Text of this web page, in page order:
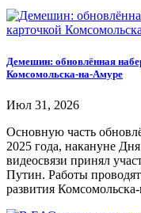
Демешин: обновлённая
Комсомольска-на-Амуре
Июл 31, 2026
Основную часть
2025 года, накануне
видеосвязи принял
Путин. Работы
развития